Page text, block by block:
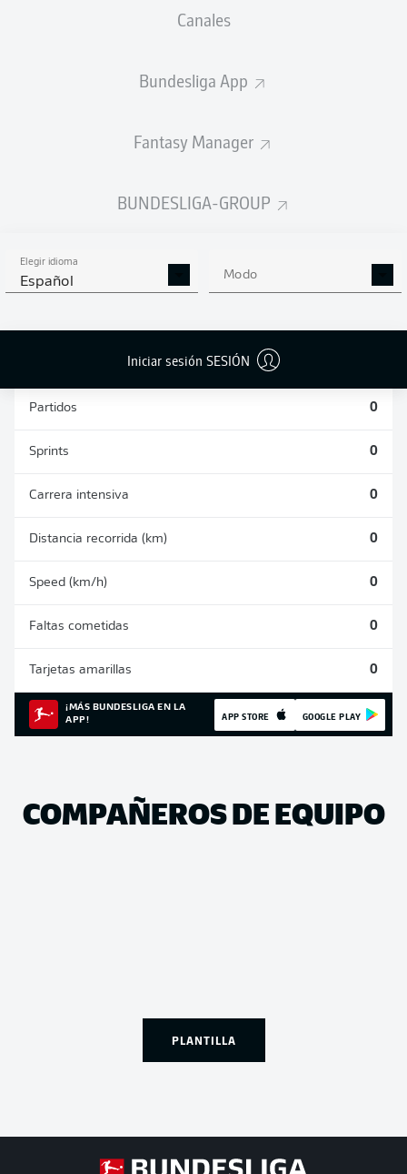
Canales
Bundesliga App
Fantasy Manager
BUNDESLIGA-GROUP
Elegir idioma
Español Modo
Iniciar sesión SESIÓN
ESTADÍSTICAS
PASES
(%)
Partidos 0
Sprints 0
Carrera intensiva 0
Distancia recorrida (km) 0
Speed (km/h) 0
Faltas cometidas 0
Tarjetas amarillas 0
¡MÁS BUNDESLIGA EN LA
APP!
APP STORE GOOGLE PLAY
COMPAÑEROS DE EQUIPO
PLANTILLA